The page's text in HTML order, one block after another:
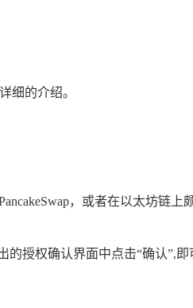
细的介绍。
，或者在以太坊链上
授权确认界面中点击“确认”,即